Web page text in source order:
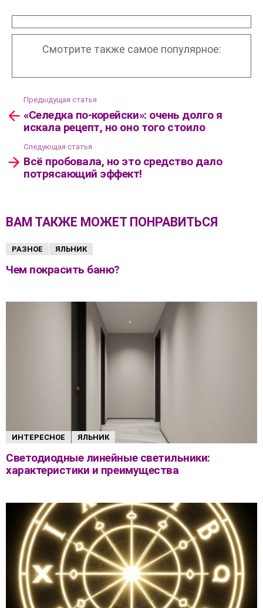
Смотрите также самое популярное:
Посмотреть
больше
Предыдущая статья
«Селедка по-корейски»: очень долго я
искала рецепт, но оно того стоило
Следующая статья
Всё пробовала, но это средство дало
потрясающий эффект!
ВАМ ТАКЖЕ МОЖЕТ ПОНРАВИТЬСЯ
РАЗНОЕ ЯЛЬНИК
Чем покрасить баню?
ИНТЕРЕСНОЕ ЯЛЬНИК
Светодиодные линейные светильники:
характеристики и преимущества